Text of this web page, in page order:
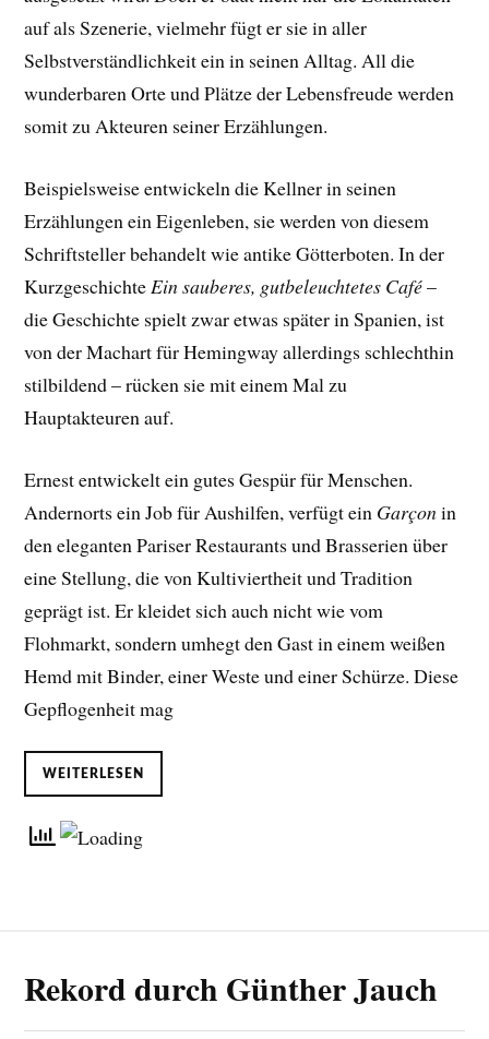
auf als Szenerie, vielmehr fügt er sie in aller
Selbstverständlichkeit ein in seinen Alltag. All die
wunderbaren Orte und Plätze der Lebensfreude werden
somit zu Akteuren seiner Erzählungen.
Beispielsweise entwickeln die Kellner in seinen
Erzählungen ein Eigenleben, sie werden von diesem
Schriftsteller behandelt wie antike Götterboten. In der
KurzgeschichteEin sauberes, gutbeleuchtetes Café–
die Geschichte spielt zwar etwas später in Spanien, ist
von der Machart für Hemingway allerdings schlechthin
stilbildend – rücken sie mit einem Mal zu
Hauptakteuren auf.
Ernest entwickelt ein gutes Gespür für Menschen.
Andernorts ein Job für Aushilfen, verfügt ein Garçonin
den eleganten Pariser Restaurants und Brasserien über
eine Stellung, die von Kultiviertheit und Tradition
geprägt ist. Er kleidet sich auch nicht wie vom
Flohmarkt, sondern umhegt den Gast in einem weißen
Hemd mit Binder, einer Weste und einer Schürze. Diese
Gepflogenheit mag
WEITERLESEN
Rekord durch Günther Jauch